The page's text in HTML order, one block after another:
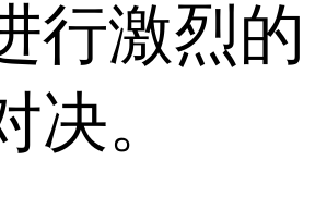
行激烈的
决。